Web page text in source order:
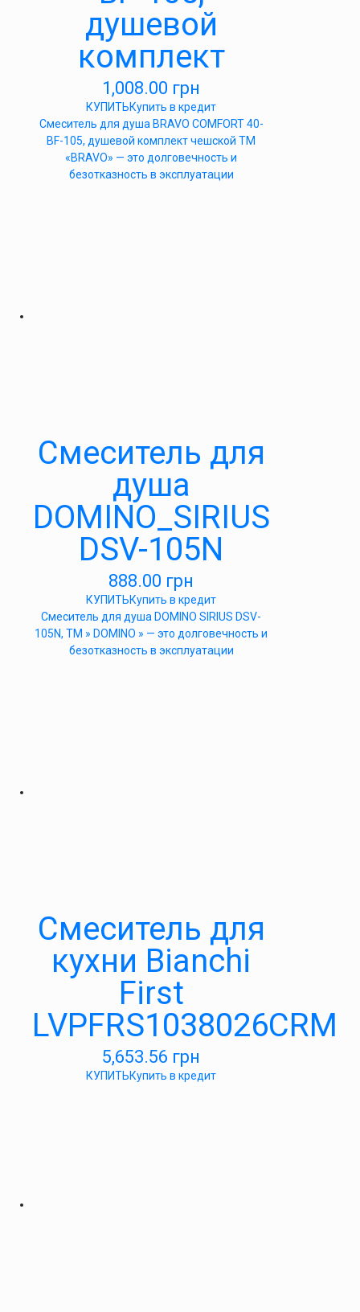
душевой
комплект
1,008.00 грн
КУПИТЬКупить в кредит
Cмеситель для душа BRAVO COMFORT 40-
BF-105, душевой комплект чешской ТМ
«BRAVO» — это долговечность и
безотказность в эксплуатации
Cмеситель для
душа
DOMINO_SIRIUS
DSV-105N
888.00 грн
КУПИТЬКупить в кредит
Cмеситель для душа DOMINO SIRIUS DSV-
105N, ТМ » DOMINO » — это долговечность и
безотказность в эксплуатации
Смеситель для
кухни Bianchi
First
LVPFRS1038026CRM
5,653.56 грн
КУПИТЬКупить в кредит